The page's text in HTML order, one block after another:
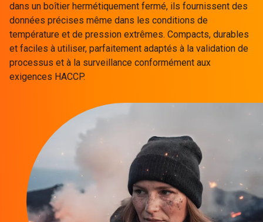
dans un boîtier hermétiquement fermé, ils fournissent des
données précises même dans les conditions de
température et de pression extrêmes. Compacts, durables
et faciles à utiliser, parfaitement adaptés à la validation de
processus et à la surveillance conformément aux
exigences HACCP.